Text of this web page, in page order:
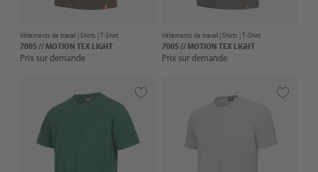
Vêtements de travail |Shirts | T-Shirt
7005 // MOTION TEX LIGHT
Prix sur demande
Vêtements de travail |Shirts | T-Shirt
7005 // MOTION TEX LIGHT
Prix sur demande